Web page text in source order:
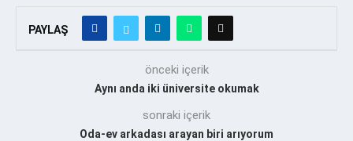
PAYLAŞ
önceki içerik
Aynı anda iki üniversite okumak
sonraki içerik
Oda-ev arkadası arayan biri arıyorum